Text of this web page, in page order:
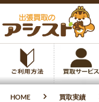
HOME 買取実績